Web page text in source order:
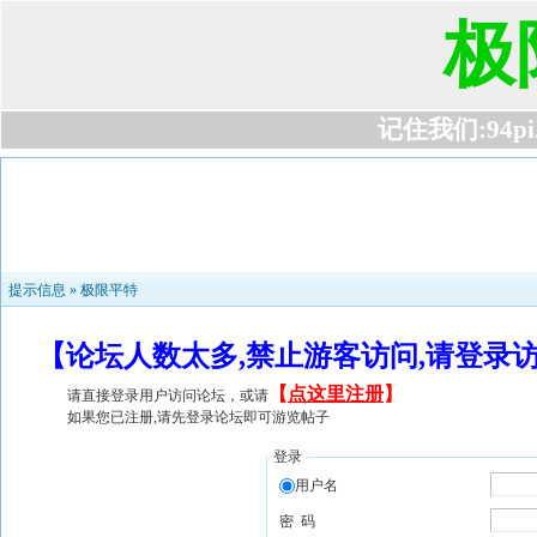
极
记住我们
提示信息 » 极限平特
【论坛人数太多,禁止游客访问,请登
请直接登录用户访问论坛，或请 【 点这里注册】
如果您已注册,请先登录论坛即可游览帖子
登录
用户名
密 码